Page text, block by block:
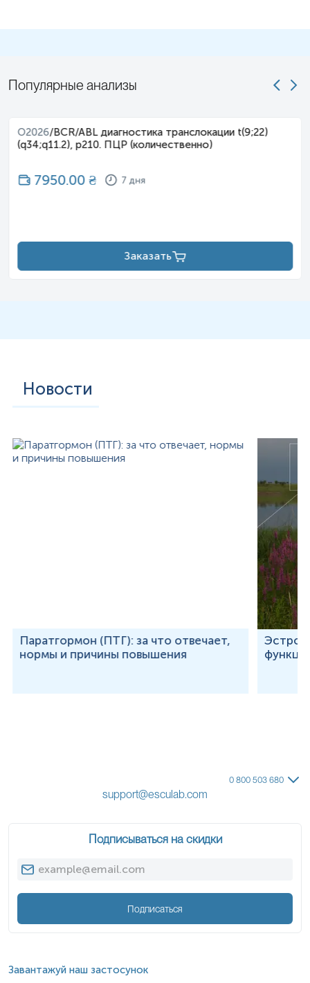
Популярные анализы
O2026/BCR/ABL диагностика транслокации t(9;22)
(q34;q11.2), p210. ПЦР (количественно)
7950.00₴ 7 дня
Заказать
Новости
Паратгормон (ПТГ): за что отвечает,
нормы и причины повышения
0 800 503 680
support@esculab.com
Подписываться на скидки
Подписаться
Завантажуй наш застосунок